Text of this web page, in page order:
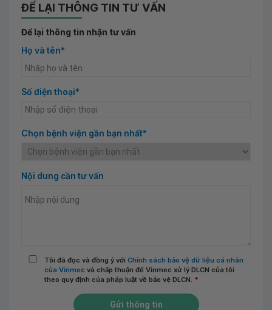
ĐỂ LẠI THÔNG TIN TƯ VẤN
Để lại thông tin nhận tư vấn
Họ và tên*
Số điện thoại*
Chọn bệnh viện gần bạn nhất*
Nội dung cần tư vấn
Tôi đã đọc và đồng ý với Chính sách bảo vệ dữ liệu cá nhân
của Vinmec và chấp thuận để Vinmec xử lý DLCN của tôi
theo quy định của pháp luật về bảo vệ DLCN. *
Gửi thông tin